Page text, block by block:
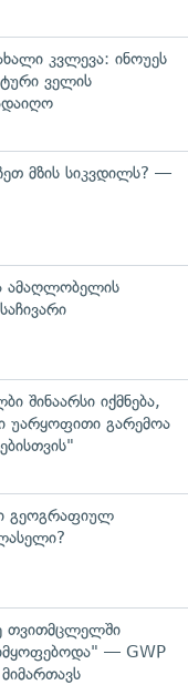
კვლევა: ინოუეს
ველის
მზის სიკვდილს? —
ამაღლობელის
შინაარსი იქმნება,
უარყოფითი გარემოა
გეოგრაფიულ
თვითმცლელში
— GWP